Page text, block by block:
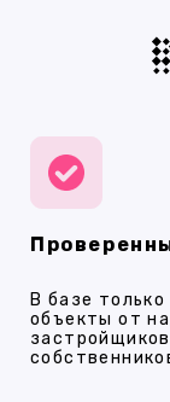
В базе
объекты от